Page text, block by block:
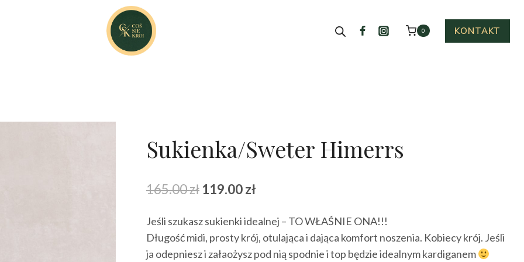
0 KONTAKT
Sukienka/Sweter Himerrs
165.00zł Pierwotna
wynosiła:
165.00 zł.
119.00złAktualna
wynosi:
119.00 zł.
Jeśli szukasz sukienki idealnej – TO WŁAŚNIE ONA!!!
Długość midi, prosty krój, otulająca i dająca komfort noszenia. Kobiecy krój. Jeśli
ja odepniesz i załaożysz pod nią spodnie i top będzie idealnym kardiganem